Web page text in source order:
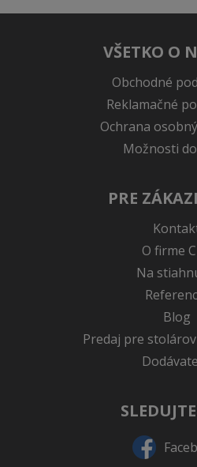
VŠETKO O
Obchodné
Reklamačné
Ochrana
Možnosti
PRE
O firme
Na
Blog
Predaj pre